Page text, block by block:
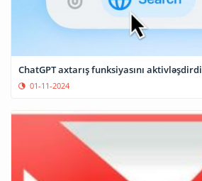
ChatGPT axtarış funksiyasını aktivləşdirdi
01-11-2024